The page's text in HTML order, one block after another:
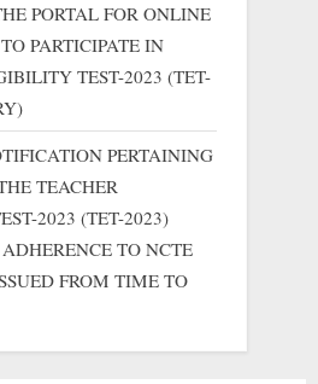
PORTAL FOR ONLINE
PARTICIPATE IN
TEST-2023 (TET-
PERTAINING
TEACHER
2023 (TET-2023)
TO NCTE
FROM TIME TO